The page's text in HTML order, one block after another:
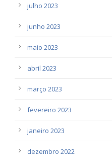
julho 2023
junho 2023
maio 2023
abril 2023
março 2023
fevereiro 2023
janeiro 2023
dezembro 2022